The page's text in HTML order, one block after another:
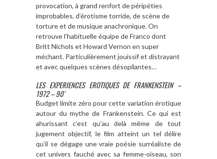
provocation, à grand renfort de péripéties
improbables, d’érotisme torride, de scène de
torture et de musique anachronique. On
retrouve l’habituelle équipe de Franco dont
Britt Nichols et Howard Vernon en super
méchant. Particulièrement jouissif et distrayant
et avec quelques scènes désopilantes…
LES EXPERIENCES EROTIQUES DE FRANKENSTEIN –
1972 – 90′
Budget limite zéro pour cette variation érotique
autour du mythe de Frankenstein. Ce qui est
ahurissant c’est qu’au delà même de tout
jugement objectif, le film atteint un tel délire
qu’il se dégage une vraie poésie surréaliste de
cet univers fauché avec sa femme-oiseau, son